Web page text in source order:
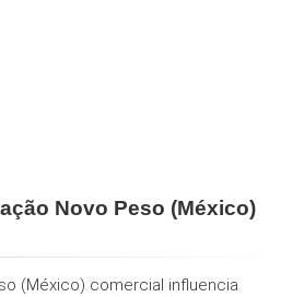
Novo Peso (México)
(México) comercial influencia